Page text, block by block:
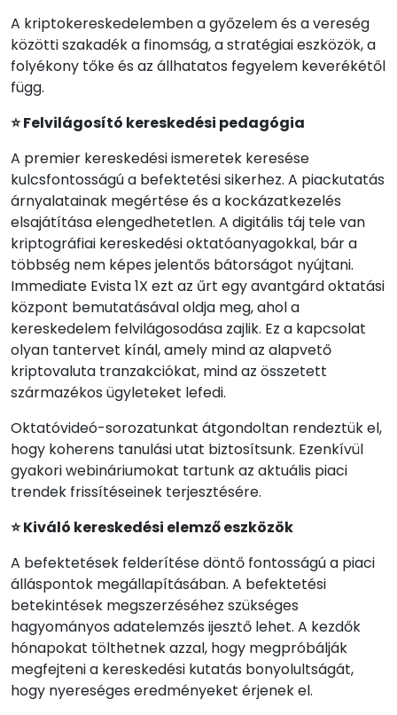
A kriptokereskedelemben a győzelem és a vereség
közötti szakadék a finomság, a stratégiai eszközök, a
folyékony tőke és az állhatatos fegyelem keverékétől
függ.
⭐ Felvilágosító kereskedési pedagógia
A premier kereskedési ismeretek keresése
kulcsfontosságú a befektetési sikerhez. A piackutatás
árnyalatainak megértése és a kockázatkezelés
elsajátítása elengedhetetlen. A digitális táj tele van
kriptográfiai kereskedési oktatóanyagokkal, bár a
többség nem képes jelentős bátorságot nyújtani.
Immediate Evista 1X ezt az űrt egy avantgárd oktatási
központ bemutatásával oldja meg, ahol a
kereskedelem felvilágosodása zajlik. Ez a kapcsolat
olyan tantervet kínál, amely mind az alapvető
kriptovaluta tranzakciókat, mind az összetett
származékos ügyleteket lefedi.
Oktatóvideó-sorozatunkat átgondoltan rendeztük el,
hogy koherens tanulási utat biztosítsunk. Ezenkívül
gyakori webináriumokat tartunk az aktuális piaci
trendek frissítéseinek terjesztésére.
⭐ Kiváló kereskedési elemző eszközök
A befektetések felderítése döntő fontosságú a piaci
álláspontok megállapításában. A befektetési
betekintések megszerzéséhez szükséges
hagyományos adatelemzés ijesztő lehet. A kezdők
hónapokat tölthetnek azzal, hogy megpróbálják
megfejteni a kereskedési kutatás bonyolultságát,
hogy nyereséges eredményeket érjenek el.